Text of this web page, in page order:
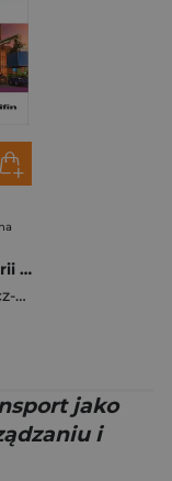
Logistyka w teorii i praktyce nauk o zarządzaniu i jakości
Marta Wincewicz-Bosy
jako
i